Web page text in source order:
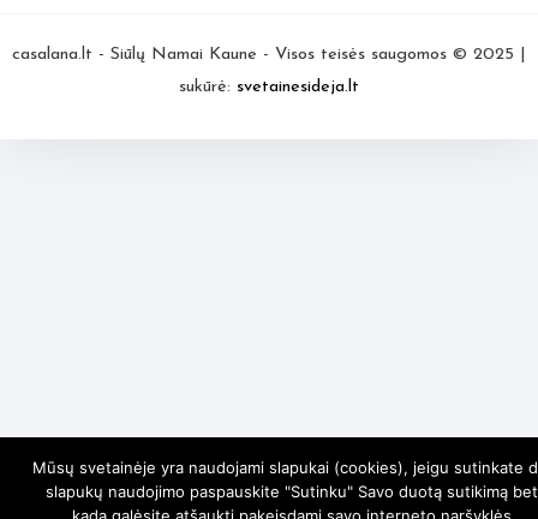
casalana.lt - Siūlų Namai Kaune - Visos teisės saugomos © 2025 |
sukūrė: svetainesideja.lt
Mūsų svetainėje yra naudojami slapukai (cookies), jeigu sutinkate
slapukų naudojimo paspauskite "Sutinku" Savo duotą sutikimą bet